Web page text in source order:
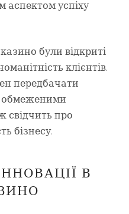
аспектом успіху
були відкриті
клієнтів.
передбачати
обмеженими
про
бізнесу.
В